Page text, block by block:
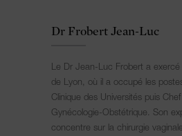
Dr Frobert Jean-Luc
Le Dr Jean-Luc Frobert a
de Lyon, où il a occupé les
Clinique des Universités puis
Gynécologie-Obstétrique. Son
concentre sur la chirurgie